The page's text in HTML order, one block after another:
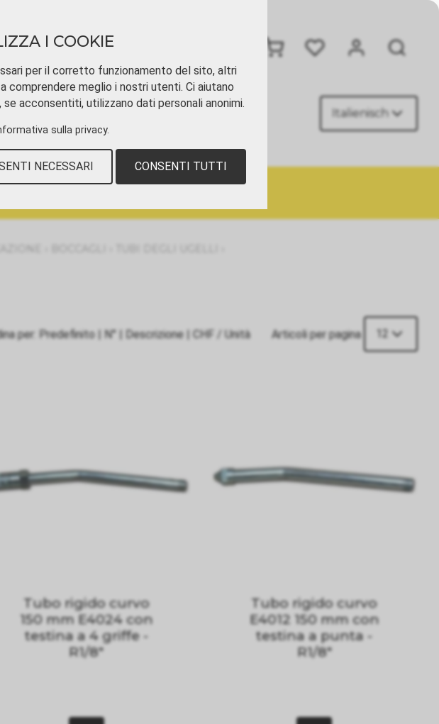
CONTATTI Italienisch
Articoli per pagina 12
per: Predefinito | N° | Descrizione | CHF / Unità
Tubo rigido curvo
150 mm E4024 con
testina a 4 griffe -
R1/8"
Tubo rigido curvo
E4012 150 mm con
testina a punta -
R1/8"
I COOKIE
per il corretto funzionamento del sito, altri
comprendere meglio i nostri utenti. Ci aiutano
acconsentiti, utilizzano dati personali anonimi.
sulla privacy.
NECESSARI CONSENTI TUTTI